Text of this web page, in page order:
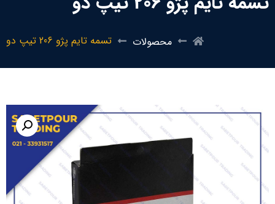
محصولات تسمه تایم پژو 206 تیپ دو